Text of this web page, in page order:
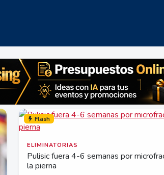
Flash
ELIMINATORIAS
Pulisic fuera 4-6 semanas por
la pierna